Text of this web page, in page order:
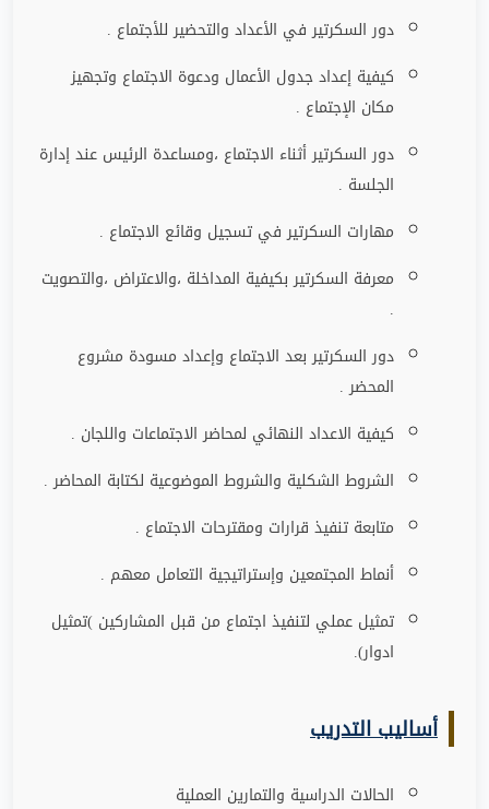
دور السكرتير في الأعداد والتحضير للأجتماع .
كيفية إعداد جدول الأعمال ودعوة الاجتماع وتجهيز
مكان الإجتماع .
دور السكرتير أثناء الاجتماع ،ومساعدة الرئيس عند إدارة
الجلسة .
مهارات السكرتير في تسجيل وقائع الاجتماع .
معرفة السكرتير بكيفية المداخلة ،والاعتراض ،والتصويت
.
دور السكرتير بعد الاجتماع وإعداد مسودة مشروع
المحضر .
كيفية الاعداد النهائي لمحاضر الاجتماعات واللجان .
الشروط الشكلية والشروط الموضوعية لكتابة المحاضر .
متابعة تنفيذ قرارات ومقترحات الاجتماع .
أنماط المجتمعين وإستراتيجية التعامل معهم .
تمثيل عملي لتنفيذ اجتماع من قبل المشاركين )تمثيل
ادوار).
أساليب التدريب
الحالات الدراسية والتمارين العملية